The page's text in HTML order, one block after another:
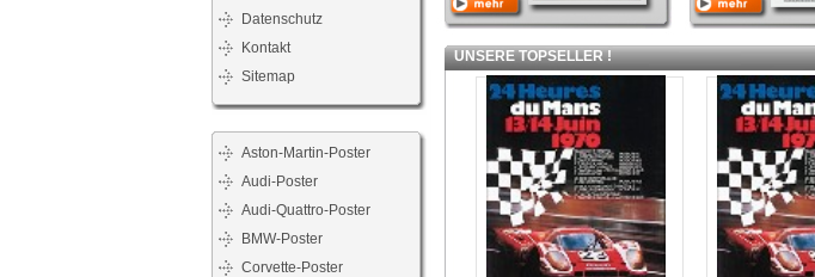
Datenschutz
Kontakt
Sitemap
Aston-Martin-Poster
Audi-Poster
Audi-Quattro-Poster
BMW-Poster
Corvette-Poster
UNSERE TOPSELLER !